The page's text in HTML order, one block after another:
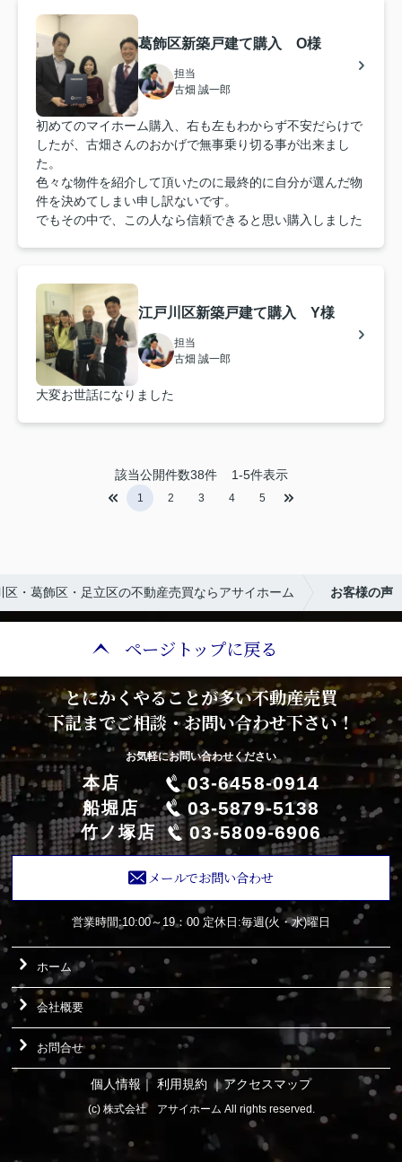
葛飾区新築戸建て購入 O様
担当
古畑 誠一郎
初めてのマイホーム購入、右も左もわからず不安だらけで
したが、古畑さんのおかげで無事乗り切る事が出来まし
た。
色々な物件を紹介して頂いたのに最終的に自分が選んだ物
件を決めてしまい申し訳ないです。
でもその中で、この人なら信頼できると思い購入しました
江戸川区新築戸建て購入 Y様
担当
古畑 誠一郎
大変お世話になりました
該当公開件数38件1-5件表示
1 2 3 4 5
区・葛飾区・足立区の不動産売買ならアサイホーム お客様の声
ページトップに戻る
とにかくやることが多い不動産売買
下記までご相談・お問い合わせ下さい！
お気軽にお問い合わせください
本店 03-6458-0914
船堀店 03-5879-5138
竹ノ塚店 03-5809-6906
メールでお問い合わせ
営業時間:10:00～19：00 定休日:毎週(火・水)曜日
ホーム
会社概要
お問合せ
個人情報 ｜ 利用規約 ｜アクセスマップ
(c) 株式会社 アサイホーム All rights reserved.